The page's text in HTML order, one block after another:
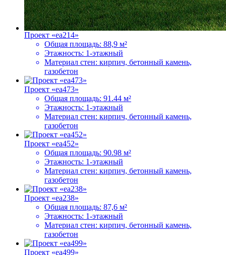
Проект «ea214»
Общая площадь: 88,9 м²
Этажность: 1-этажный
Материал стен: кирпич, бетонный камень,
газобетон
Проект «ea473»
Общая площадь: 91.44 м²
Этажность: 1-этажный
Материал стен: кирпич, бетонный камень,
газобетон
Проект «ea452»
Общая площадь: 90.98 м²
Этажность: 1-этажный
Материал стен: кирпич, бетонный камень,
газобетон
Проект «ea238»
Общая площадь: 87,6 м²
Этажность: 1-этажный
Материал стен: кирпич, бетонный камень,
газобетон
Проект «ea499»